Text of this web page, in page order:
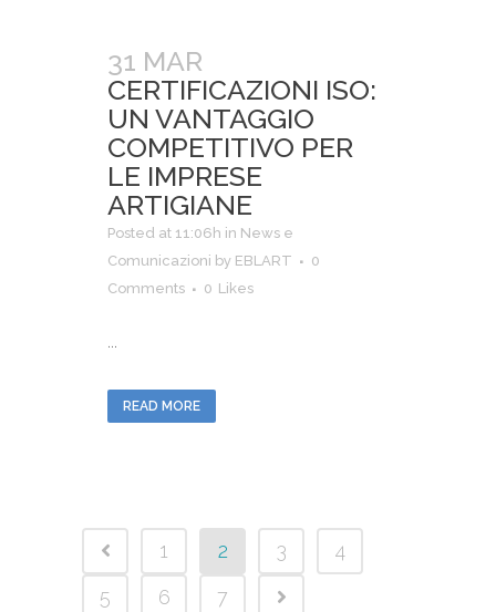
31 MAR
CERTIFICAZIONI ISO:
UN VANTAGGIO
COMPETITIVO PER
LE IMPRESE
ARTIGIANE
Posted at 11:06h in News e
Comunicazioni by EBLART
0
Comments
0 Likes
...
READ MORE
1 2 3
4
5
6 7